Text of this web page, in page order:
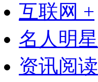
互联网 +
名人明星
资讯阅读